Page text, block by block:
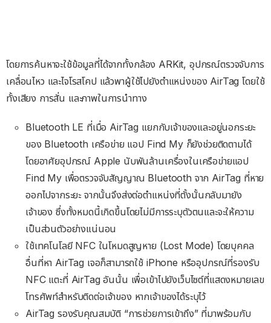
โดยการค้นหาจะใช้ข้อมูลที่ได้จากทั้งกล้อง ARKit, อุปกรณ์ตรวจจับการ
เคลื่อนไหว และไจโรสโคป แล้วพาผู้ใช้ไปยังตำแหน่งของ AirTag โดยใช้
ทั้งเสียง การสั่น และภาพในการนำทาง
Bluetooth LE ที่เมื่อ AirTag แยกกับเจ้าของและอยู่นอกระยะ
ของ Bluetooth เครือข่าย แอป Find My ก็ยังช่วยติดตามได้
โดยอาศัยอุปกรณ์ Apple นับพันล้านเครื่องในเครือข่ายแอป
Find My เพื่อตรวจจับสัญญาณ Bluetooth จาก AirTag ที่หาย
ออกไปจากระยะ จากนั้นจึงส่งต่อตำแหน่งที่ตั้งนั้นกลับมายัง
เจ้าของ ซึ่งทั้งหมดนี้เกิดขึ้นโดยไม่มีการระบุตัวตนและจะให้ความ
เป็นส่วนตัวอย่างแน่นอน
ใช้เทคโนโลยี NFC ในโหมดสูญหาย (Lost Mode) โดยบุคคล
อื่นที่หา AirTag เจอก็สามารถใช้ iPhone หรืออุปกรณ์ที่รองรับ
NFC แตะที่ AirTag อันนั้น เพื่อเข้าไปยังเว็บไซต์ที่แสดงหมายเลข
โทรศัพท์สำหรับติดต่อเจ้าของ หากเจ้าของได้ระบุไว้
AirTag รองรับคุณสมบัติ “การช่วยการเข้าถึง” ที่มาพร้อมกับ